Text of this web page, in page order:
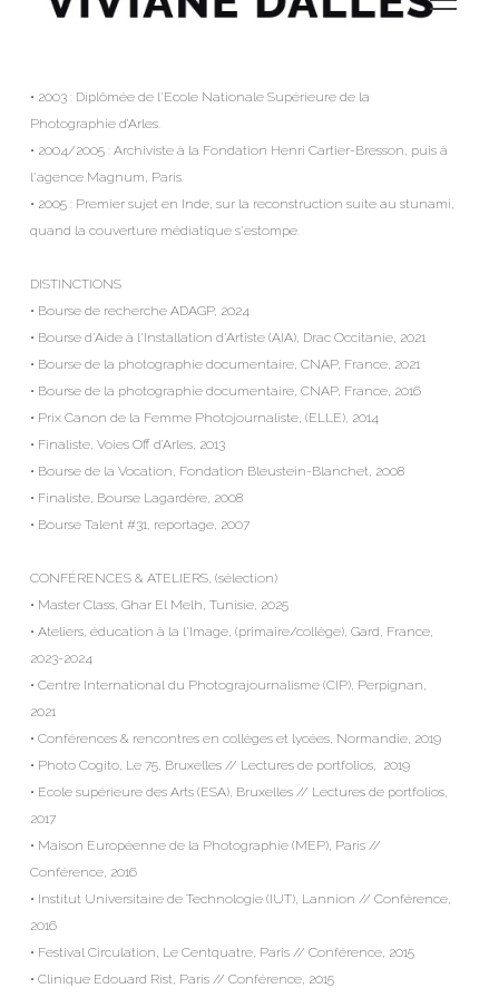
• 2003 : Diplômée de l'Ecole Nationale Supérieure de la
Photographie d’Arles.
• 2004/2005 : Archiviste à la Fondation Henri Cartier-Bresson, puis à
l'agence Magnum, Paris.
• 2005 : Premier sujet en Inde, sur la reconstruction suite au stunami,
quand la couverture médiatique s'estompe.
DISTINCTIONS
• Bourse de recherche ADAGP, 2024
• Bourse d'Aide à l'Installation d'Artiste (AIA), Drac Occitanie, 2021
• Bourse de la photographie documentaire, CNAP, France, 2021
• Bourse de la photographie documentaire, CNAP, France, 2016
• Prix Canon de la Femme Photojournaliste, (ELLE), 2014
• Finaliste, Voies Off d’Arles, 2013
• Bourse de la Vocation, Fondation Bleustein-Blanchet, 2008
• Finaliste, Bourse Lagardère, 2008
• Bourse Talent #31, reportage, 2007
CONFÉRENCES & ATELIERS, (sélection)
• Master Class, Ghar El Melh, Tunisie, 2025
• Ateliers, éducation à la l'Image, (primaire/collège), Gard, France,
2023-2024
• Centre International du Photograjournalisme (CIP), Perpignan,
2021
• Conférences & rencontres en collèges et lycées, Normandie, 2019
• Photo Cogito, Le 75, Bruxelles // Lectures de portfolios,  2019
• Ecole supérieure des Arts (ESA), Bruxelles // Lectures de portfolios,
2017
• Maison Européenne de la Photographie (MEP), Paris //
Conférence, 2016
• Institut Universitaire de Technologie (IUT), Lannion // Conférence,
2016
• Festival Circulation, Le Centquatre, Paris // Conférence, 2015
• Clinique Edouard Rist, Paris // Conférence, 2015